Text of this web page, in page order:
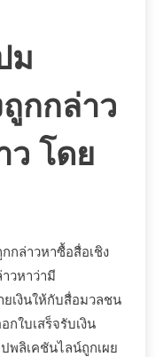
ม
กกล่าว
ว โดย
กล่าวหาซื้อสื่อเชิง
วหาว่ามี
ยเงินให้กับสื่อมวลชน
กใบเสร็จรับเงิน
พลิเคชันไลน์ถูกเผย